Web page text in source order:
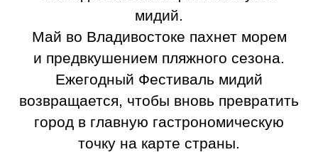
мидий.
Май во Владивостоке пахнет морем
и предвкушением пляжного сезона.
Ежегодный Фестиваль мидий
возвращается, чтобы вновь превратить
город в главную гастрономическую
точку на карте страны.